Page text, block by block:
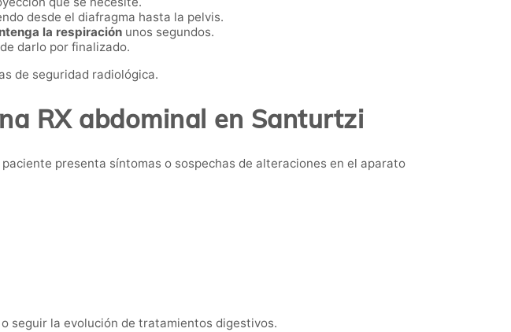
desde el diafragma hasta la pelvis.
la respiración unos segundos.
darlo por finalizado.
de seguridad radiológica.
RX abdominal en Santurtzi
presenta síntomas o sospechas de alteraciones en el aparato
o seguir la evolución de tratamientos digestivos.